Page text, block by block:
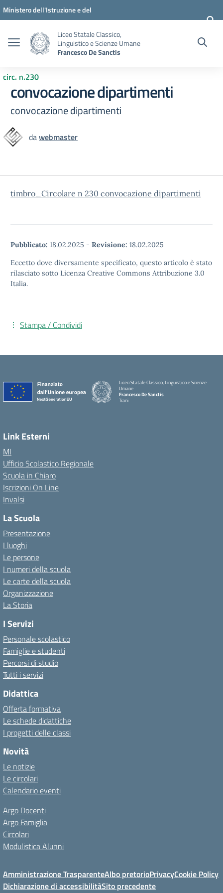
Vai ai contenuti
Vai al menu di navigazione
Vai al footer
Ministero dell'Istruzione e del
Liceo Statale Classico,
Linguistico e Scienze Umane
Francesco De Sanctis
circ. n.230
convocazione dipartimenti
convocazione dipartimenti
dawebmaster
timbro_Circolare n 230 convocazione dipartimenti
Pubblicato: 18.02.2025 - Revisione: 18.02.2025
Eccetto dove diversamente specificato, questo articolo è stato
rilasciato sotto Licenza Creative Commons Attribuzione 3.0
Italia.
Stampa / Condividi
Liceo Statale Classico, Linguistico e Scienze
Umane
Francesco De Sanctis
Trani
Link Esterni
MI
Ufficio Scolastico Regionale
Scuola in Chiaro
Iscrizioni On Line
Invalsi
La Scuola
Presentazione
I luoghi
Le persone
I numeri della scuola
Le carte della scuola
Organizzazione
La Storia
I Servizi
Personale scolastico
Famiglie e studenti
Percorsi di studio
Tutti i servizi
Didattica
Offerta formativa
Le schede didattiche
I progetti delle classi
Novità
Le notizie
Le circolari
Calendario eventi
Argo Docenti
Argo Famiglia
Circolari
Modulistica Alunni
Amministrazione TrasparenteAlbo pretorioPrivacyCookie Policy
Dichiarazione di accessibilitàSito precedente